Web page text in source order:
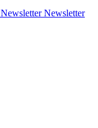
NewsletterNewsletter